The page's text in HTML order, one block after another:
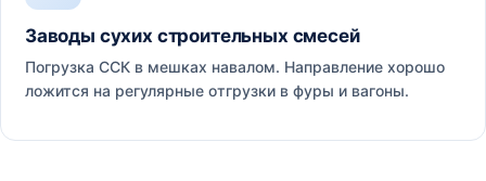
Заводы сухих строительных смесей
Погрузка ССК в мешках навалом. Направление хорошо
ложится на регулярные отгрузки в фуры и вагоны.